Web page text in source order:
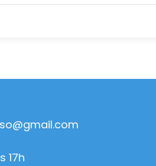
17h